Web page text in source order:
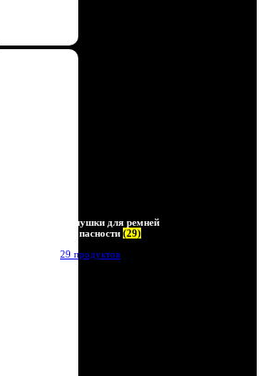
Заглушки для ремней
безопасности (29)
29 продуктов